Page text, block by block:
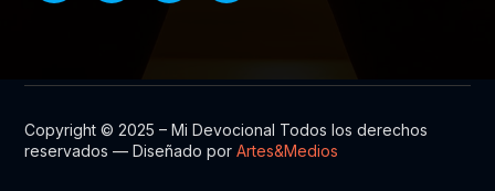
Copyright © 2025 – Mi Devocional Todos los derechos
reservados — Diseñado porArtes&Medios